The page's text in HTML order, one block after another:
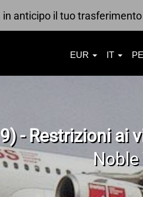
in anticipo il tuo
EUR IT
- Restrizioni ai
Noble